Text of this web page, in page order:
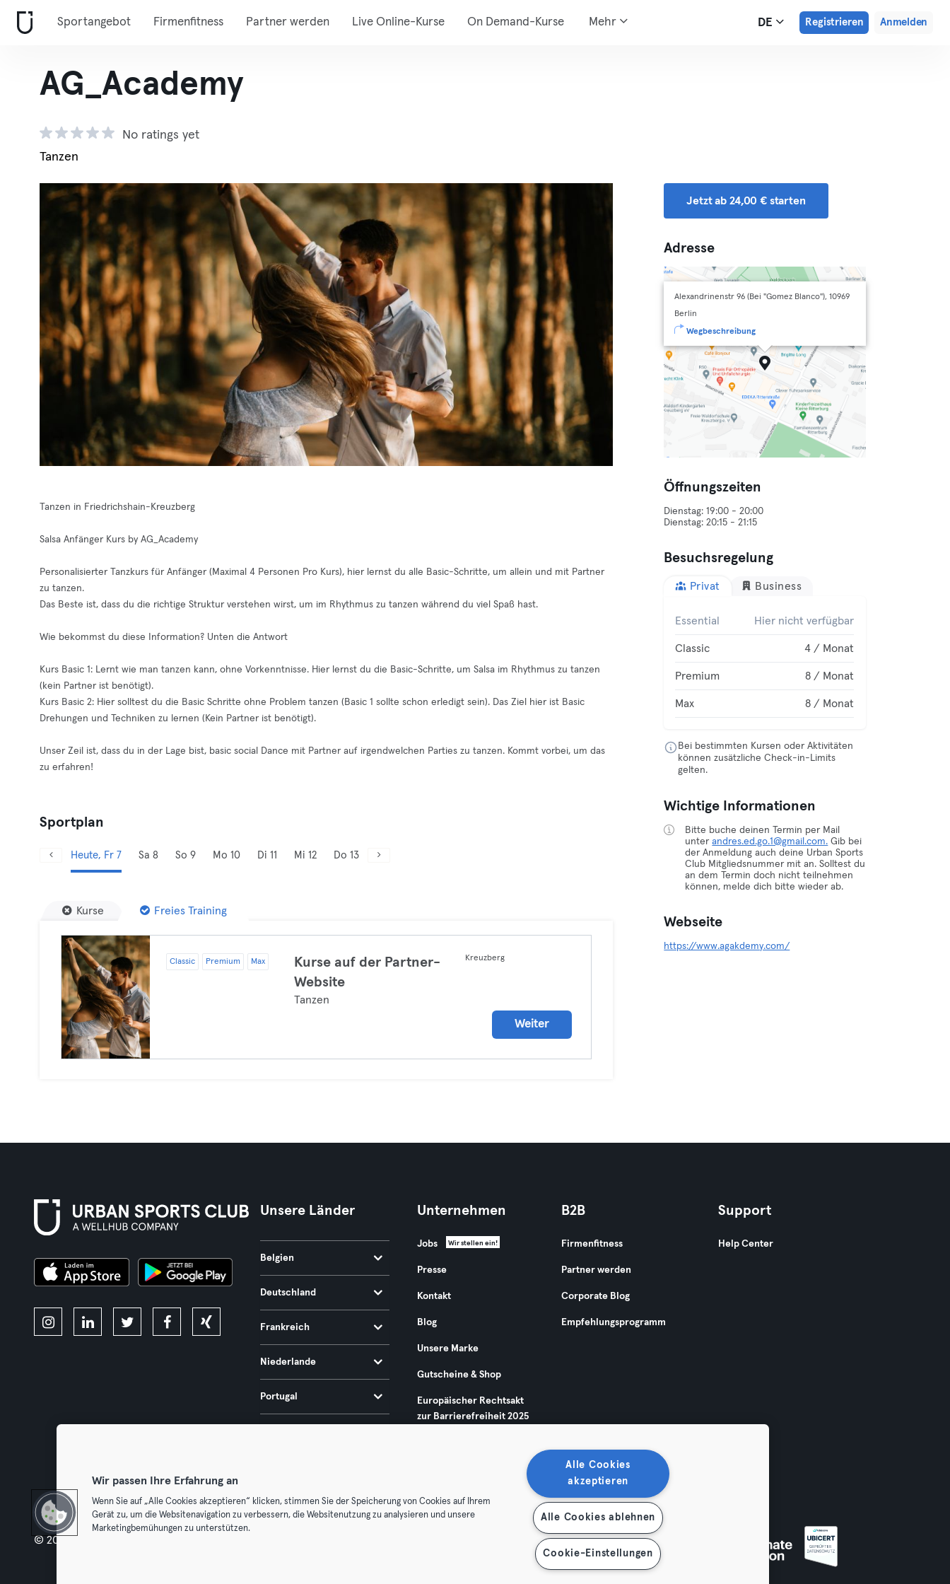
Sportangebot Firmenfitness Partner werden Live Online-Kurse On Demand-Kurse Mehr DE Registrieren Anmelden
AG_Academy
No ratings yet
Tanzen
Tanzen in Friedrichshain-Kreuzberg
Salsa Anfänger Kurs by AG_Academy
Personalisierter Tanzkurs für Anfänger (Maximal 4 Personen Pro Kurs), hier lernst du alle Basic-Schritte, um allein und mit Partner
zu tanzen.
Das Beste ist, dass du die richtige Struktur verstehen wirst, um im Rhythmus zu tanzen während du viel Spaß hast.
Wie bekommst du diese Information? Unten die Antwort
Kurs Basic 1: Lernt wie man tanzen kann, ohne Vorkenntnisse. Hier lernst du die Basic-Schritte, um Salsa im Rhythmus zu tanzen
(kein Partner ist benötigt).
Kurs Basic 2: Hier solltest du die Basic Schritte ohne Problem tanzen (Basic 1 sollte schon erledigt sein). Das Ziel hier ist Basic
Drehungen und Techniken zu lernen (Kein Partner ist benötigt).
Unser Zeil ist, dass du in der Lage bist, basic social Dance mit Partner auf irgendwelchen Parties zu tanzen. Kommt vorbei, um das
zu erfahren!
Sportplan
Heute, Fr 7 Sa 8 So 9 Mo 10 Di 11 Mi 12 Do 13
Kurse Freies Training
Classic Premium Max
Kurse auf der Partner-
Website
Tanzen
Kreuzberg
Weiter
Jetzt ab 24,00 € starten
Adresse
Alexandrinenstr 96 (Bei "Gomez Blanco"), 10969
Berlin
Wegbeschreibung
Öffnungszeiten
Dienstag: 19:00 - 20:00
Besuchsregelung
Privat Business
Essential Hier nicht verfügbar
Classic 4 / Monat
Premium 8 / Monat
Max 8 / Monat
Bei bestimmten Kursen oder Aktivitäten
können zusätzliche Check-in-Limits
gelten.
Wichtige Informationen
Bitte buche deinen Termin per Mail
unterandres.ed.go.1@gmail.com. Gib bei
der Anmeldung auch deine Urban Sports
Club Mitgliedsnummer mit an. Solltest du
an dem Termin doch nicht teilnehmen
können, melde dich bitte wieder ab.
Webseite
https://www.agakdemy.com/
Unsere Länder
Belgien
Deutschland
Frankreich
Niederlande
Portugal
Unternehmen
Jobs Wir stellen ein!
Presse
Kontakt
Blog
Unsere Marke
Gutscheine & Shop
Europäischer Rechtsakt
zur Barrierefreiheit 2025
B2B
Firmenfitness
Partner werden
Corporate Blog
Empfehlungsprogramm
Support
Help Center
© 2026 Urban Sports Group GmbH. All rights reserved. Vertrag hier kündigen Hier Verträge widerrufen
Wir passen Ihre Erfahrung an
Wenn Sie auf „Alle Cookies akzeptieren“ klicken, stimmen Sie der Speicherung von Cookies auf Ihrem
Gerät zu, um die Websitenavigation zu verbessern, die Websitenutzung zu analysieren und unsere
Marketingbemühungen zu unterstützen.
Alle Cookies
akzeptieren
Alle Cookies ablehnen
Cookie-Einstellungen